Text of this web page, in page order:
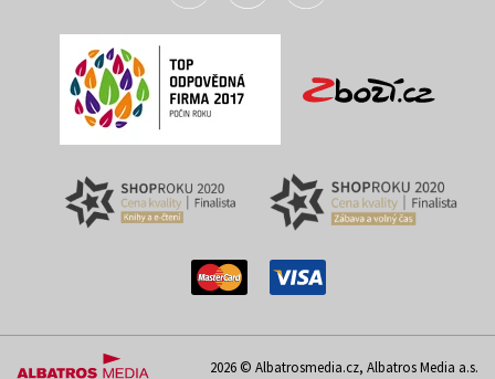
2026 © Albatrosmedia.cz, Albatros Media a.s.